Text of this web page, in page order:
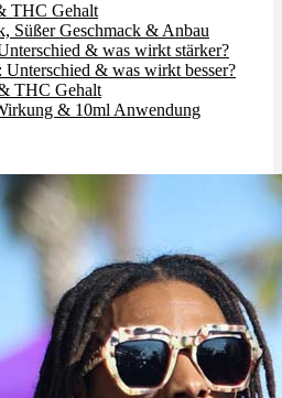
THC Gehalt
Süßer Geschmack & Anbau
& was wirkt stärker?
& was wirkt besser?
THC Gehalt
& 10ml Anwendung